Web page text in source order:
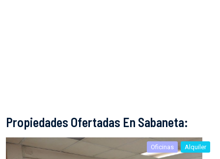
Propiedades Ofertadas En Sabaneta:
Oficinas Alquiler